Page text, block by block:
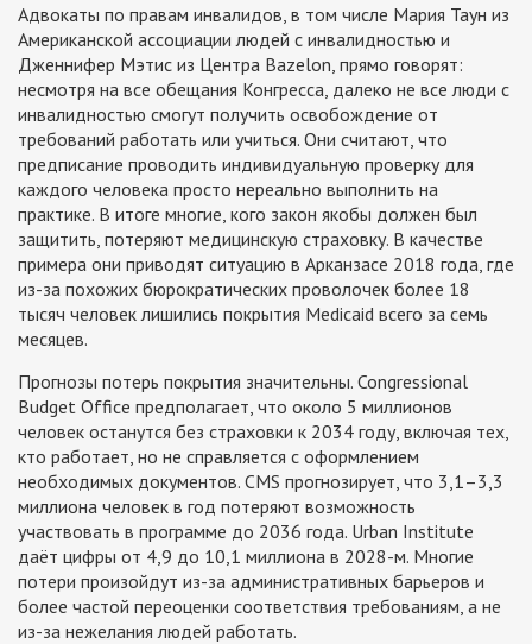
Адвокаты по правам инвалидов, в том числе Мария Таун из
Американской ассоциации людей с инвалидностью и
Дженнифер Мэтис из Центра Bazelon, прямо говорят:
несмотря на все обещания Конгресса, далеко не все люди с
инвалидностью смогут получить освобождение от
требований работать или учиться. Они считают, что
предписание проводить индивидуальную проверку для
каждого человека просто нереально выполнить на
практике. В итоге многие, кого закон якобы должен был
защитить, потеряют медицинскую страховку. В качестве
примера они приводят ситуацию в Арканзасе 2018 года, где
из-за похожих бюрократических проволочек более 18
тысяч человек лишились покрытия Medicaid всего за семь
месяцев.
Прогнозы потерь покрытия значительны. Congressional
Budget Office предполагает, что около 5 миллионов
человек останутся без страховки к 2034 году, включая тех,
кто работает, но не справляется с оформлением
необходимых документов. CMS прогнозирует, что 3,1–3,3
миллиона человек в год потеряют возможность
участвовать в программе до 2036 года. Urban Institute
даёт цифры от 4,9 до 10,1 миллиона в 2028-м. Многие
потери произойдут из-за административных барьеров и
более частой переоценки соответствия требованиям, а не
из-за нежелания людей работать.